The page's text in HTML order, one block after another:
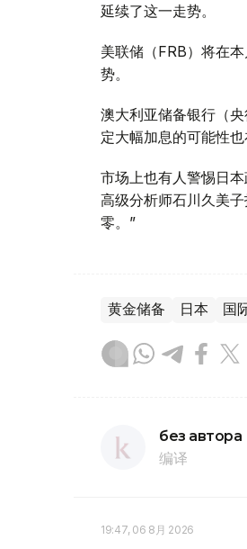
延续了这一走势。
美联储（FRB）将在
势。
澳大利亚储备银行（
定大幅加息的可能性
市场上也有人警惕日
高级分析师石川久美
零。”
黄金储备 日本 国
без автора
编译
19:47, 06 8月 2026